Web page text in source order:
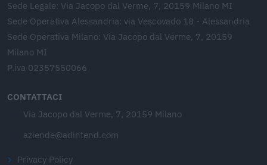
Sede Legale: Via Jacopo dal Verme, 7, 20159 Milano MI
Sede Operativa Alessandria: via Vescovado 18 - Alessandria
Sede Operativa Milano: Via Jacopo dal Verme, 7, 20159
Milano MI
P.iva 02357550066
CONTATTACI
Via Jacopo dal Verme, 7, 20159 Milano
aziende@adintend.com
Privacy Policy